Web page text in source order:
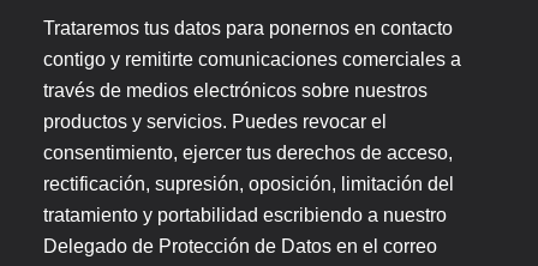
Trataremos tus datos para ponernos en contacto
contigo y remitirte comunicaciones comerciales a
través de medios electrónicos sobre nuestros
productos y servicios. Puedes revocar el
consentimiento, ejercer tus derechos de acceso,
rectificación, supresión, oposición, limitación del
tratamiento y portabilidad escribiendo a nuestro
Delegado de Protección de Datos en el correo